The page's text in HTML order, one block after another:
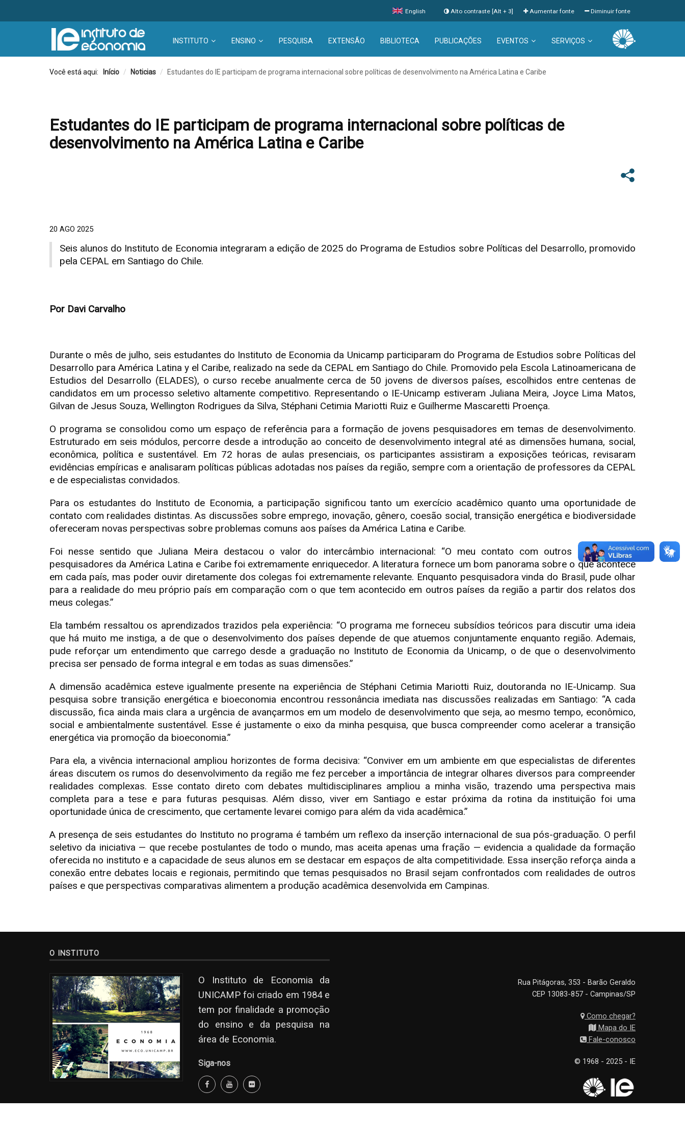
English Diminuir fonte
Aumentar fonte
Alto contraste [Alt + 3]
INSTITUTO ENSINO PESQUISA EXTENSÃO BIBLIOTECA PUBLICAÇÕES EVENTOS SERVIÇOS
Você está aqui: Início / Noticias / Estudantes do IE participam de programa internacional sobre políticas de desenvolvimento na América Latina e Caribe
Estudantes do IE participam de programa internacional sobre políticas de
desenvolvimento na América Latina e Caribe
20 AGO 2025
Seis alunos do Instituto de Economia integraram a edição de 2025 do Programa de Estudios sobre Políticas del Desarrollo, promovido
pela CEPAL em Santiago do Chile.
Por Davi Carvalho
Durante o mês de julho, seis estudantes do Instituto de Economia da Unicamp participaram do Programa de Estudios sobre Políticas del
Desarrollo para América Latina y el Caribe, realizado na sede da CEPAL em Santiago do Chile. Promovido pela Escola Latinoamericana de
Estudios del Desarrollo (ELADES), o curso recebe anualmente cerca de 50 jovens de diversos países, escolhidos entre centenas de
candidatos em um processo seletivo altamente competitivo. Representando o IE-Unicamp estiveram Juliana Meira, Joyce Lima Matos,
Gilvan de Jesus Souza, Wellington Rodrigues da Silva, Stéphani Cetimia Mariotti Ruiz e Guilherme Mascaretti Proença.
O programa se consolidou como um espaço de referência para a formação de jovens pesquisadores em temas de desenvolvimento.
Estruturado em seis módulos, percorre desde a introdução ao conceito de desenvolvimento integral até as dimensões humana, social,
econômica, política e sustentável. Em 72 horas de aulas presenciais, os participantes assistiram a exposições teóricas, revisaram
evidências empíricas e analisaram políticas públicas adotadas nos países da região, sempre com a orientação de professores da CEPAL
e de especialistas convidados.
Para os estudantes do Instituto de Economia, a participação significou tanto um exercício acadêmico quanto uma oportunidade de
contato com realidades distintas. As discussões sobre emprego, inovação, gênero, coesão social, transição energética e biodiversidade
ofereceram novas perspectivas sobre problemas comuns aos países da América Latina e Caribe.
Foi nesse sentido que Juliana Meira destacou o valor do intercâmbio internacional: “O meu contato com outros estudantes e
pesquisadores da América Latina e Caribe foi extremamente enriquecedor. A literatura fornece um bom panorama sobre o que acontece
em cada país, mas poder ouvir diretamente dos colegas foi extremamente relevante. Enquanto pesquisadora vinda do Brasil, pude olhar
para a realidade do meu próprio país em comparação com o que tem acontecido em outros países da região a partir dos relatos dos
meus colegas.”
Ela também ressaltou os aprendizados trazidos pela experiência: “O programa me forneceu subsídios teóricos para discutir uma ideia
que há muito me instiga, a de que o desenvolvimento dos países depende de que atuemos conjuntamente enquanto região. Ademais,
pude reforçar um entendimento que carrego desde a graduação no Instituto de Economia da Unicamp, o de que o desenvolvimento
precisa ser pensado de forma integral e em todas as suas dimensões.”
A dimensão acadêmica esteve igualmente presente na experiência de Stéphani Cetimia Mariotti Ruiz, doutoranda no IE-Unicamp. Sua
pesquisa sobre transição energética e bioeconomia encontrou ressonância imediata nas discussões realizadas em Santiago: “A cada
discussão, fica ainda mais clara a urgência de avançarmos em um modelo de desenvolvimento que seja, ao mesmo tempo, econômico,
social e ambientalmente sustentável. Esse é justamente o eixo da minha pesquisa, que busca compreender como acelerar a transição
energética via promoção da bioeconomia.”
Para ela, a vivência internacional ampliou horizontes de forma decisiva: “Conviver em um ambiente em que especialistas de diferentes
áreas discutem os rumos do desenvolvimento da região me fez perceber a importância de integrar olhares diversos para compreender
realidades complexas. Esse contato direto com debates multidisciplinares ampliou a minha visão, trazendo uma perspectiva mais
completa para a tese e para futuras pesquisas. Além disso, viver em Santiago e estar próxima da rotina da instituição foi uma
oportunidade única de crescimento, que certamente levarei comigo para além da vida acadêmica.”
A presença de seis estudantes do Instituto no programa é também um reflexo da inserção internacional de sua pós-graduação. O perfil
seletivo da iniciativa — que recebe postulantes de todo o mundo, mas aceita apenas uma fração — evidencia a qualidade da formação
oferecida no instituto e a capacidade de seus alunos em se destacar em espaços de alta competitividade. Essa inserção reforça ainda a
conexão entre debates locais e regionais, permitindo que temas pesquisados no Brasil sejam confrontados com realidades de outros
países e que perspectivas comparativas alimentem a produção acadêmica desenvolvida em Campinas.
O INSTITUTO
O Instituto de Economia da
UNICAMP foi criado em 1984 e
tem por finalidade a promoção
do ensino e da pesquisa na
área de Economia.
Siga-nos
Rua Pitágoras, 353 - Barão Geraldo
CEP 13083-857 - Campinas/SP
Como chegar?
Mapa do IE
Fale-conosco
© 1968 - 2025 - IE